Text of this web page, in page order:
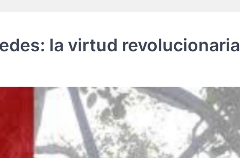
la virtud revolucionaria